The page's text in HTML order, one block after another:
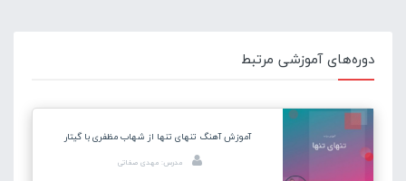
دوره‌های آموزشی مرتبط
آموزش آهنگ تنهای تنها از شهاب مظفری با گیتار
مدرس: مهدی صفاتی